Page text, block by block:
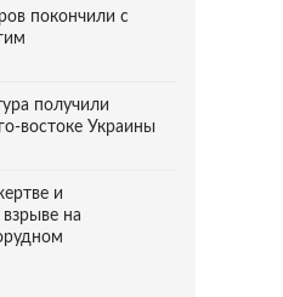
покончили с
получили
востоке Украины
и
на